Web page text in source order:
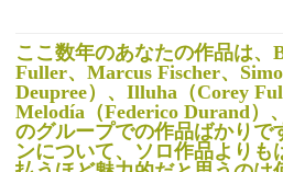
ここ数年のあなたの作品は、
Fuller、Marcus Fischer、
Deupree）、Illuha（Corey
Melodía（Federico Durand）
のグループでの作品ばかりで
ンについて、ソロ作品よりも